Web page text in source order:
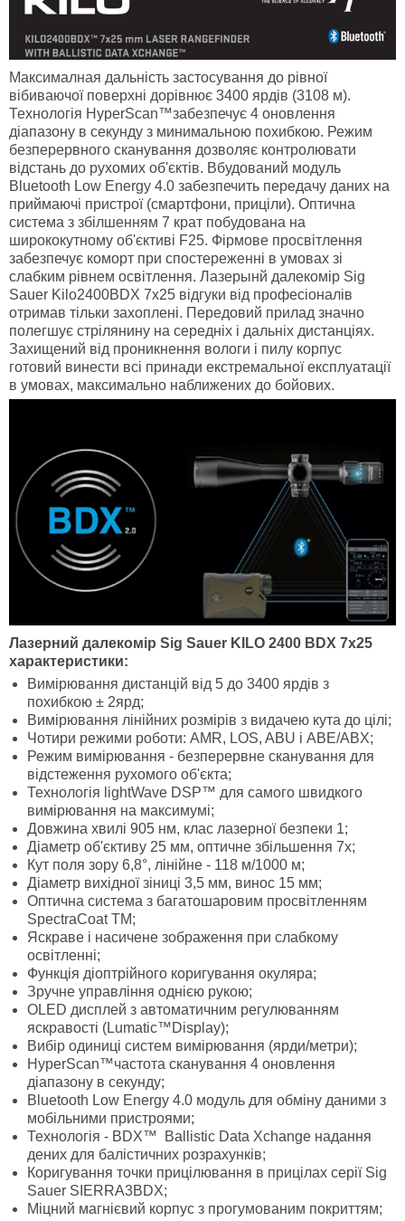
Максималная дальність застосування до рівної
вібиваючої поверхні дорівнює 3400 ярдів (3108 м).
Технологія HyperScan™забезпечує 4 оновлення
діапазону в секунду з минимальною похибкою. Режим
безперервного сканування дозволяє контролювати
відстань до рухомих об'єктів. Вбудований модуль
Bluetooth Low Energy 4.0 забезпечить передачу даних на
приймаючі пристрої (смартфони, приціли). Оптична
система з збілшенням 7 крат побудована на
ширококутному об'єктиві F25. Фірмове просвітлення
забезпечує коморт при спостереженні в умовах зі
слабким рівнем освітлення. Лазерынй далекомір Sig
Sauer Kilo2400BDX 7x25 відгуки від професіоналів
отримав тільки захоплені. Передовий прилад значно
полегшує стрілянину на середніх і дальніх дистанціях.
Захищений від проникнення вологи і пилу корпус
готовий винести всі принади екстремальної експлуатації
в умовах, максимально наближених до бойових.
Лазерний далекомір Sig Sauer KILO 2400 BDX 7x25
характеристики:
Вимірювання дистанцій від 5 до 3400 ярдів з
похибкою ± 2ярд;
Вимірювання лінійних розмірів з видачею кута до цілі;
Чотири режими роботи: AMR, LOS, ABU і ABE/ABX;
Режим вимірювання - безперервне сканування для
відстеження рухомого об'єкта;
Технологія lightWave DSP™ для самого швидкого
вимірювання на максимумі;
Довжина хвилі 905 нм, клас лазерної безпеки 1;
Діаметр об'єктиву 25 мм, оптичне збільшення 7х;
Кут поля зору 6,8°, лінійне - 118 м/1000 м;
Діаметр вихідної зіниці 3,5 мм, винос 15 мм;
Оптична система з багатошаровим просвітленням
SpectraCoatTM;
Яскраве і насичене зображення при слабкому
освітленні;
Функція діоптрійного коригування окуляра;
Зручне управління однією рукою;
OLED дисплей з автоматичним регулюванням
яскравості (Lumatic™Display);
Вибір одиниці систем вимірювання (ярди/метри);
HyperScan™частота сканування 4 оновлення
діапазону в секунду;
Bluetooth Low Energy 4.0 модуль для обміну даними з
мобільними пристроями;
Технологія - BDX™ Ballistic Data Xchange надання
дених для балістичних розрахунків;
Коригування точки прицілювання в прицілах серії Sig
Sauer SIERRA3BDX;
Міцний магнієвий корпус з прогумованим покриттям;